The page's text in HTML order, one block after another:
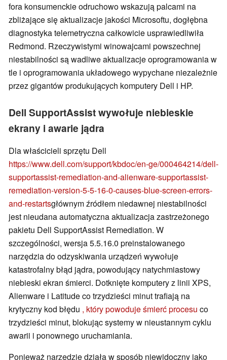
fora konsumenckie odruchowo wskazują palcami na
zbliżające się aktualizacje jakości Microsoftu, dogłębna
diagnostyka telemetryczna całkowicie usprawiedliwiła
Redmond. Rzeczywistymi winowajcami powszechnej
niestabilności są wadliwe aktualizacje oprogramowania w
tle i oprogramowania układowego wypychane niezależnie
przez gigantów produkujących komputery Dell i HP.
Dell SupportAssist wywołuje niebieskie
ekrany i awarie jądra
Dla właścicieli sprzętu Dell
https://www.dell.com/support/kbdoc/en-ge/000464214/dell-
supportassist-remediation-and-alienware-supportassist-
remediation-version-5-5-16-0-causes-blue-screen-errors-
and-restartsgłównym źródłem niedawnej niestabilności
jest nieudana automatyczna aktualizacja zastrzeżonego
pakietu Dell SupportAssist Remediation. W
szczególności, wersja 5.5.16.0 preinstalowanego
narzędzia do odzyskiwania urządzeń wywołuje
katastrofalny błąd jądra, powodujący natychmiastowy
niebieski ekran śmierci. Dotknięte komputery z linii XPS,
Alienware i Latitude co trzydzieści minut trafiają na
krytyczny kod błędu , który powoduje śmierć procesu co
trzydzieści minut, blokując systemy w nieustannym cyklu
awarii i ponownego uruchamiania.
Ponieważ narzędzie działa w sposób niewidoczny jako